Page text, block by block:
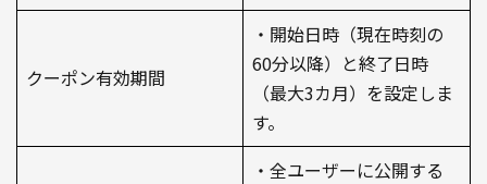
クーポン有効期間
・開始日時（現在時刻の
60分以降）と終了日時
（最大3カ月）を設定しま
す。
・全ユーザーに公開する